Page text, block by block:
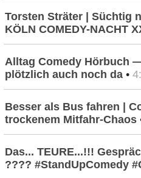
Torsten Sträter | Süchtig
KÖLN COMEDY-NACHT
Alltag Comedy Hörbuch
plötzlich auch noch da •
Besser als Bus fahren |
trockenem Mitfahr-Chaos
Das... TEURE...!!!
???? #StandUpComedy